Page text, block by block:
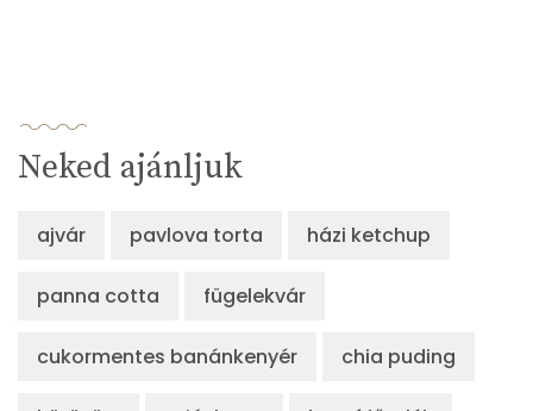
Neked ajánljuk
ajvár pavlova torta házi ketchup
panna cotta fügelekvár
cukormentes banánkenyér chia puding